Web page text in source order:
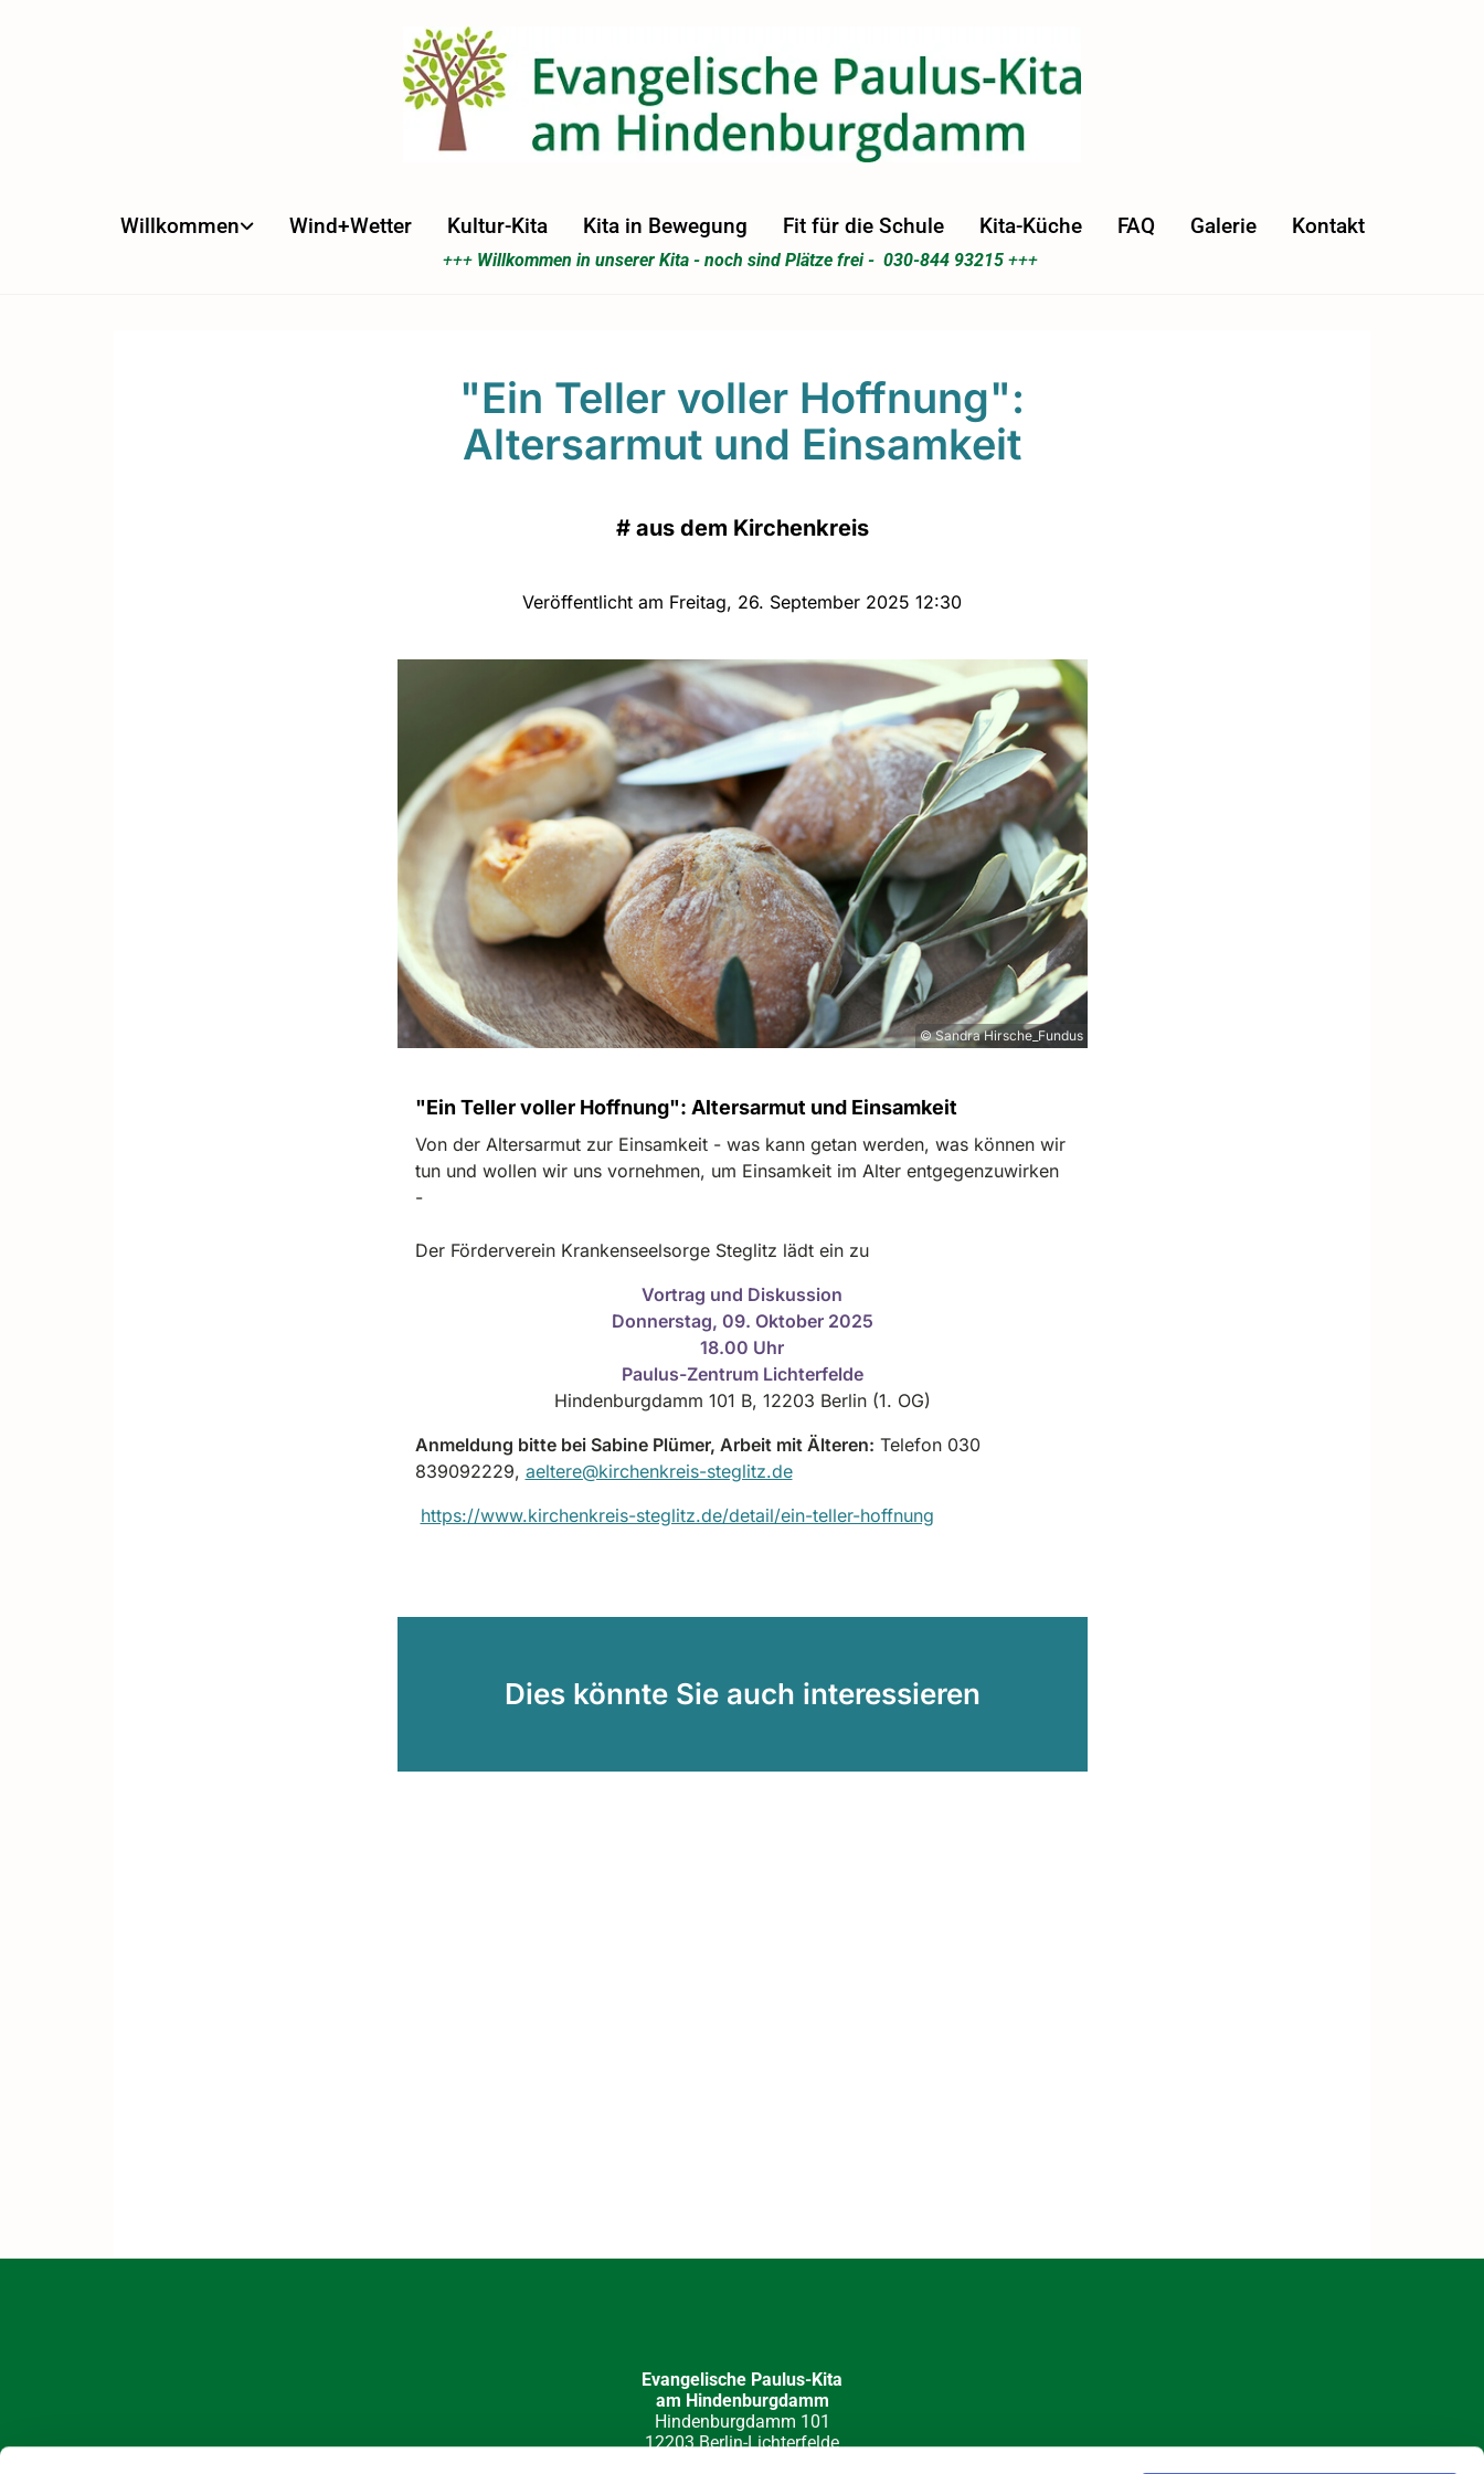
Willkommen Wind+Wetter Kultur-Kita Kita in Bewegung Fit für die Schule Kita-Küche FAQ Galerie Kontakt
+++ Willkommen in unserer Kita - noch sind Plätze frei - 030-844 93215+++
"Ein Teller voller Hoffnung":
Altersarmut und Einsamkeit
# aus dem Kirchenkreis
Veröffentlicht am Freitag, 26. September 2025 12:30
© Sandra Hirsche_Fundus
"Ein Teller voller Hoffnung": Altersarmut und Einsamkeit
Von der Altersarmut zur Einsamkeit - was kann getan werden, was können wir
tun und wollen wir uns vornehmen, um Einsamkeit im Alter entgegenzuwirken
-
Der Förderverein Krankenseelsorge Steglitz lädt ein zu
Vortrag und Diskussion
Donnerstag, 09. Oktober 2025
18.00 Uhr
Paulus-Zentrum Lichterfelde
Hindenburgdamm 101 B, 12203 Berlin (1. OG)
Anmeldung bitte bei Sabine Plümer, Arbeit mit Älteren: Telefon 030
839092229, aeltere@kirchenkreis-steglitz.de
https://www.kirchenkreis-steglitz.de/detail/ein-teller-hoffnung
Dies könnte Sie auch interessieren
Evangelische Paulus-Kita
am Hindenburgdamm
Hindenburgdamm 101
12203 Berlin-Lichterfelde